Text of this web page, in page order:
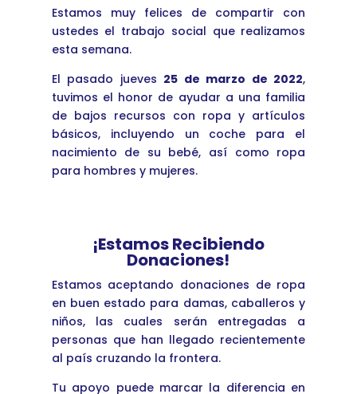
Estamos muy felices de compartir con
ustedes el trabajo social que realizamos
esta semana.
El pasado jueves 25 de marzo de 2022,
tuvimos el honor de ayudar a una familia
de bajos recursos con ropa y artículos
básicos, incluyendo un coche para el
nacimiento de su bebé, así como ropa
para hombres y mujeres.
¡Estamos Recibiendo
Donaciones!
Estamos aceptando donaciones de ropa
en buen estado para damas, caballeros y
niños, las cuales serán entregadas a
personas que han llegado recientemente
al país cruzando la frontera.
Tu apoyo puede marcar la diferencia en